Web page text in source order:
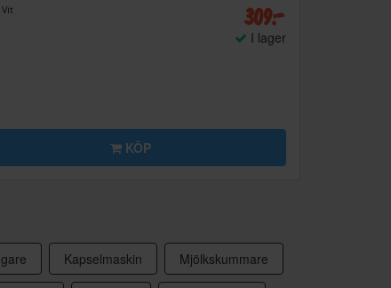
309:-
I lager
KÖP
Kapselmaskin Mjölkskummare